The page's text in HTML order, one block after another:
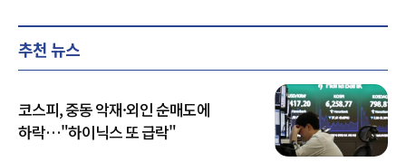
추천 뉴스
코스피, 중동 악재·외인 순매도에
하락…"하이닉스 또 급락"